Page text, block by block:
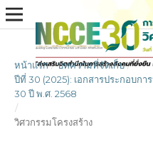
หน้าแรก / บทความที่จัดเก็บ /
ปีที่ 30 (2025): เอกสารประกอบก
30 ปี พ.ศ. 2568
/
วิศวกรรมโครงสร้าง